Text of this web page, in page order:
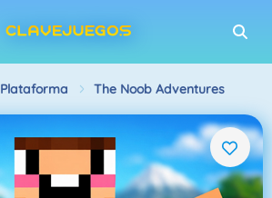
Plataforma The Noob Adventures